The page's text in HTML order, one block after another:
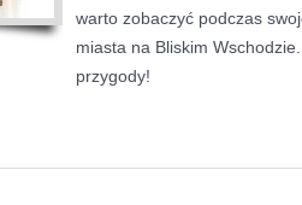
warto zobaczyć podczas
miasta na Bliskim
przygody!